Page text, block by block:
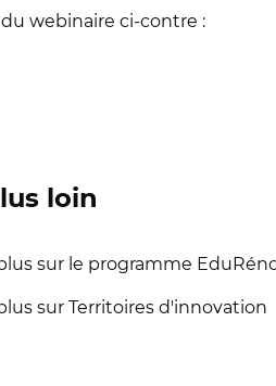
webinaire ci-contre :
loin
sur le programme
sur Territoires d'innovation